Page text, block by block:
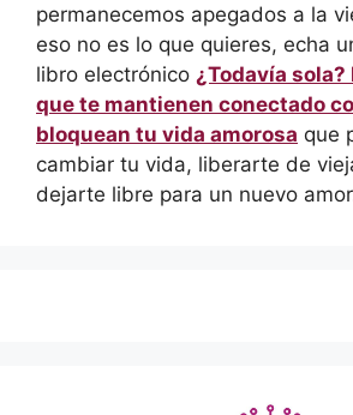
permanecemos apegados a la
eso no es lo que quieres, echa
libro electrónico ¿Todavía sola?
que te mantienen conectado
bloquean tu vida amorosa que
cambiar tu vida, liberarte de
dejarte libre para un nuevo